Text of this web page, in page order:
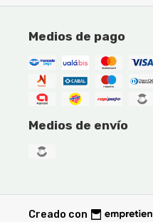
Medios de pago
Medios de envío
Creado con